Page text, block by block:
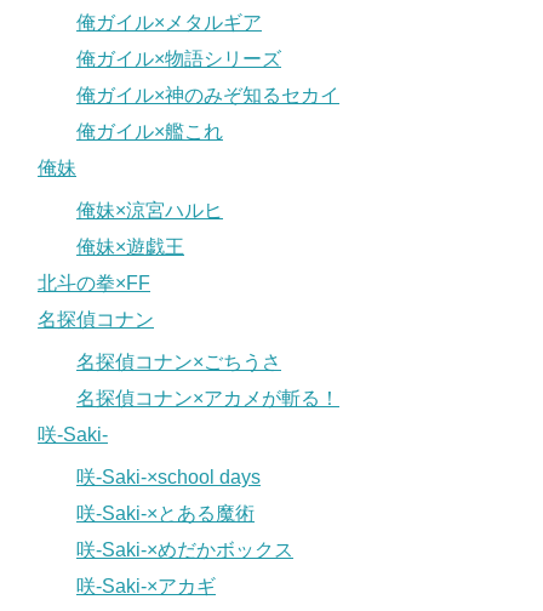
俺ガイル×メタルギア
俺ガイル×物語シリーズ
俺ガイル×神のみぞ知るセカイ
俺ガイル×艦これ
俺妹
俺妹×涼宮ハルヒ
俺妹×遊戯王
北斗の拳×FF
名探偵コナン
名探偵コナン×ごちうさ
名探偵コナン×アカメが斬る！
咲-Saki-
咲-Saki-×school days
咲-Saki-×とある魔術
咲-Saki-×めだかボックス
咲-Saki-×アカギ